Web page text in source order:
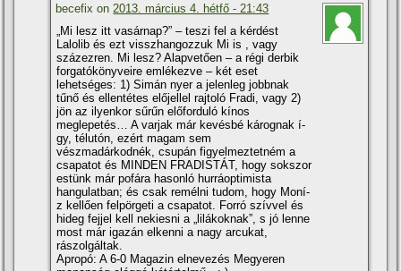
becefix on2013. március 4. hétfő - 21:43
„Mi lesz itt vasárnap?” – teszi fel a kérdést
Lalolib és ezt visszhangozzuk Mi is , vagy
százezren. Mi lesz? Alapvetően – a régi derbik
forgatókönyveire emlékezve – két eset
lehetséges: 1) Simán nyer a jelenleg jobbnak
tűnő és ellentétes előjellel rajtoló Fradi, vagy 2)
jön az ilyenkor sűrűn előforduló kí­nos
meglepetés… A varjak már kevésbé kárognak í­
gy, télutón, ezért magam sem
vészmadárkodnék, csupán figyelmeztetném a
csapatot és MINDEN FRADISTÁT, hogy sokszor
estünk már pofára hasonló hurráoptimista
hangulatban; és csak remélni tudom, hogy Moní­
z kellően felpörgeti a csapatot. Forró szí­vvel és
hideg fejjel kell nekiesni a „lilákoknak”, s jó lenne
most már igazán elkenni a nagy arcukat,
rászolgáltak.
Apropó: A 6-0 Magazin elnevezés Megyeren